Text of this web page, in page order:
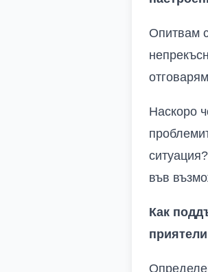
Опитвам
Наскоро
във
Как